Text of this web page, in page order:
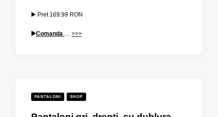
▶️ Pret 169.99 RON
▶️Comanda >>>
PANTALONI SHOP